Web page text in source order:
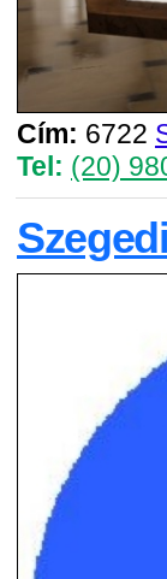
Cím: 6722
Tel: (20)